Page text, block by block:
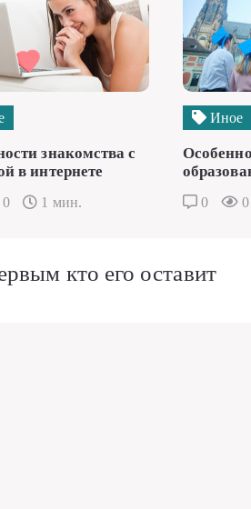
знакомства с
в интернете
1 мин.
Иное
0 0
кто его оставит